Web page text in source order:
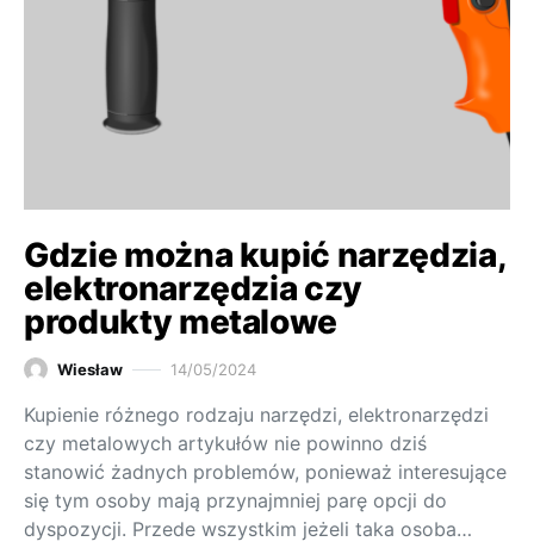
Gdzie można kupić narzędzia,
elektronarzędzia czy
produkty metalowe
Wiesław 14/05/2024
Kupienie różnego rodzaju narzędzi, elektronarzędzi
czy metalowych artykułów nie powinno dziś
stanowić żadnych problemów, ponieważ interesujące
się tym osoby mają przynajmniej parę opcji do
dyspozycji. Przede wszystkim jeżeli taka osoba…